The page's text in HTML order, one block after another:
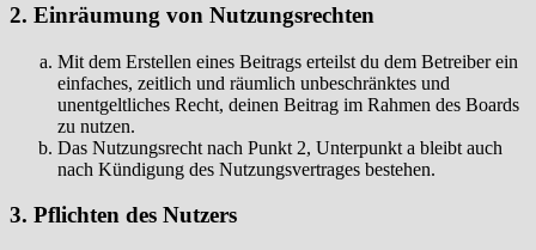
2. Einräumung von Nutzungsrechten
Mit dem Erstellen eines Beitrags erteilst du dem Betreiber ein
einfaches, zeitlich und räumlich unbeschränktes und
unentgeltliches Recht, deinen Beitrag im Rahmen des Boards
zu nutzen.
Das Nutzungsrecht nach Punkt 2, Unterpunkt a bleibt auch
nach Kündigung des Nutzungsvertrages bestehen.
3. Pflichten des Nutzers